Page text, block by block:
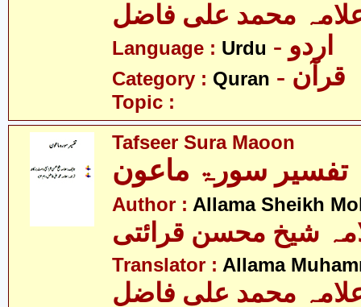
محمد علی فاضل
Language : Urdu - اردو
Category : Quran - قرآن
Topic :
Tafseer Sura Maoon
تفسیر سورۃ ماعون
Author : Allama Sheikh
شیخ محسن قرائتی
Translator : Allama
محمد علی فاضل